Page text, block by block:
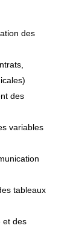
des
des
variables
tableaux
et des